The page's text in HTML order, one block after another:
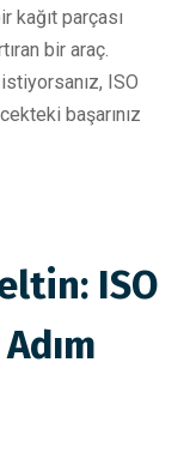
kağıt parçası
bir araç.
ISO
başarınız
ISO